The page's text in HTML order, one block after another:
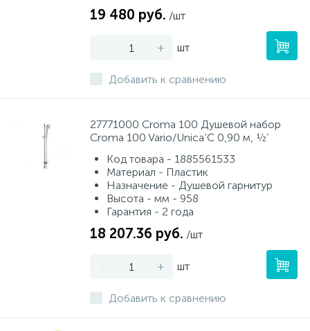
19 480 руб. /шт
- + шт
Добавить к сравнению
27771000 Croma 100 Душевой набор
Croma 100 Vario/Unica’C 0,90 м, ½’
Код товара - 1885561533
Материал - Пластик
Назначение - Душевой гарнитур
Высота - мм - 958
Гарантия - 2 года
18 207.36 руб. /шт
- + шт
Добавить к сравнению